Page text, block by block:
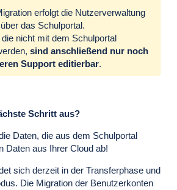
erfolgt die Nutzerverwaltung
das Schulportal.
die nicht mit dem Schulportal
sind anschließend nur noch
Support editierbar.
Schritt aus?
Daten, die aus dem Schulportal
Daten aus Ihrer Cloud ab!
sich derzeit in der Transferphase und
Die Migration der Benutzerkonten